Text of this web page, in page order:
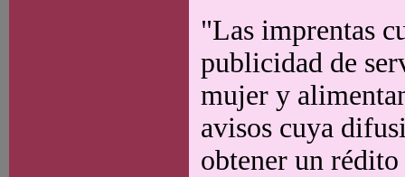
"Las imprentas
publicidad de
mujer y
avisos cuya
obtener un